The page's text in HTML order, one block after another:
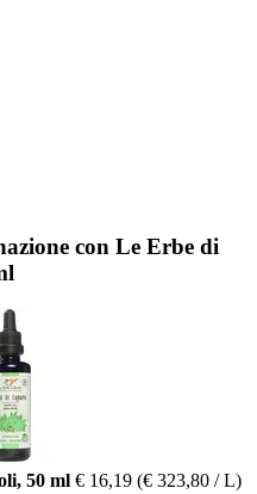
con Le Erbe di
50 ml € 16,19 (€ 323,80 / L)